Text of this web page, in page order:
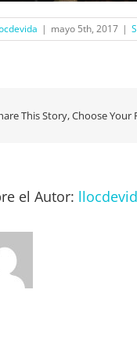
| mayo 5th, 2017 |
This Story, Choose Your
el Autor: